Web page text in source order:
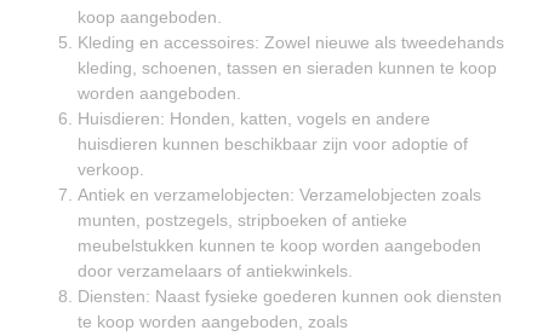
koop aangeboden.
Kleding en accessoires: Zowel nieuwe als tweedehands
kleding, schoenen, tassen en sieraden kunnen te koop
worden aangeboden.
Huisdieren: Honden, katten, vogels en andere
huisdieren kunnen beschikbaar zijn voor adoptie of
verkoop.
Antiek en verzamelobjecten: Verzamelobjecten zoals
munten, postzegels, stripboeken of antieke
meubelstukken kunnen te koop worden aangeboden
door verzamelaars of antiekwinkels.
Diensten: Naast fysieke goederen kunnen ook diensten
te koop worden aangeboden, zoals